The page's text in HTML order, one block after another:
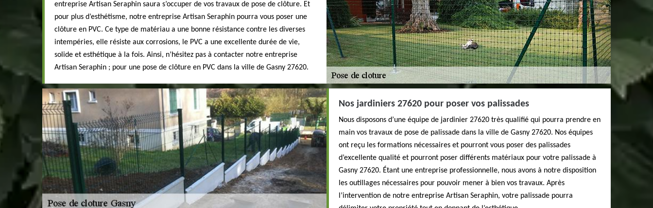
entreprise Artisan Seraphin saura s’occuper de vos travaux de pose de clôture. Et
pour plus d’esthétisme, notre entreprise Artisan Seraphin pourra vous poser une
clôture en PVC. Ce type de matériau a une bonne résistance contre les diverses
intempéries, elle résiste aux corrosions, le PVC a une excellente durée de vie,
solide et esthétique à la fois. Ainsi, n’hésitez pas à contacter notre entreprise
Artisan Seraphin ; pour une pose de clôture en PVC dans la ville de Gasny 27620.
Nos jardiniers 27620 pour poser vos palissades
Nous disposons d’une équipe de jardinier 27620 très qualifié qui pourra prendre en
main vos travaux de pose de palissade dans la ville de Gasny 27620. Nos équipes
ont reçu les formations nécessaires et pourront vous poser des palissades
d’excellente qualité et pourront poser différents matériaux pour votre palissade à
Gasny 27620. Étant une entreprise professionnelle, nous avons à notre disposition
les outillages nécessaires pour pouvoir mener à bien vos travaux. Après
l’intervention de notre entreprise Artisan Seraphin, votre palissade pourra